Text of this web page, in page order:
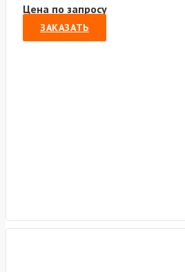
Цена по запросу
ЗАКАЗАТЬ